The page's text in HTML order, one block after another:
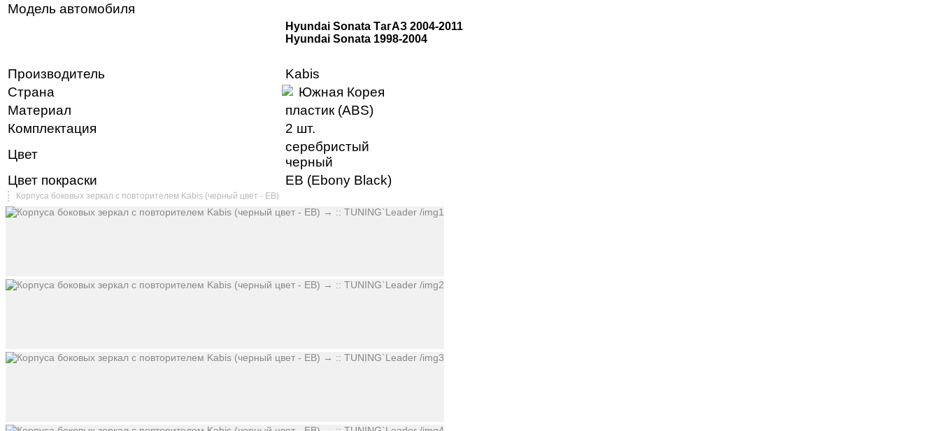
Модель автомобиля
Hyundai Sonata ТагАЗ 2004-2011
Hyundai Sonata 1998-2004
Производитель
Kabis
Страна
Южная Корея
Материал
пластик (ABS)
Комплектация
2 шт.
Цвет
серебристый
черный
Цвет покраски
EB (Ebony Black)
Корпуса боковых зеркал с повторителем Kabis (черный цвет - EB)